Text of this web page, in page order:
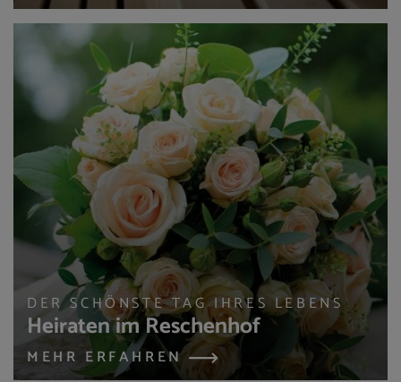
DER SCHÖNSTE TAG IHRES LEBENS
Heiraten im Reschenhof
MEHR ERFAHREN